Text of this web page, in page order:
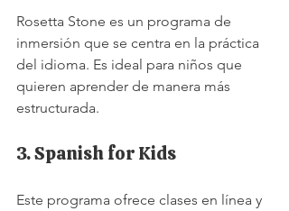
Rosetta Stone es un programa de
inmersión que se centra en la práctica
del idioma. Es ideal para niños que
quieren aprender de manera más
estructurada.
3. Spanish for Kids
Este programa ofrece clases en línea y